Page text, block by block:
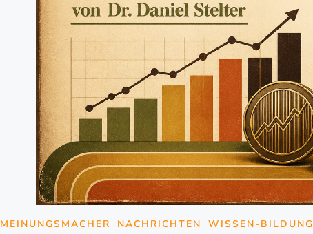
MEINUNGSMACHER NACHRICHTEN
WISSEN-BILDUNG